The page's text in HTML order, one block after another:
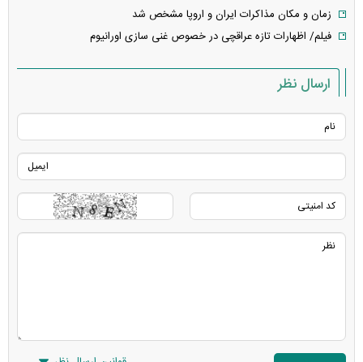
زمان و مکان مذاکرات ایران و اروپا مشخص شد
فیلم/ اظهارات تازه عراقچی در خصوص غنی سازی اورانیوم
ارسال نظر